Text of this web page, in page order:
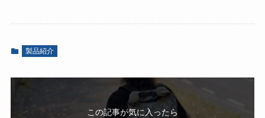
製品紹介
この記事が気に入ったら